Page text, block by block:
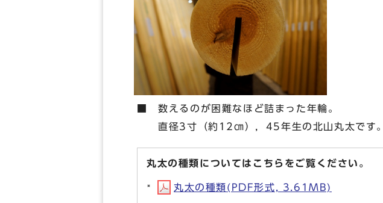
■ 数えるのが困難なほど詰まった年輪。
直径3寸（約12㎝），45年生の北山丸太です。
丸太の種類についてはこちらをご覧ください。
丸太の種類(PDF形式, 3.61MB)